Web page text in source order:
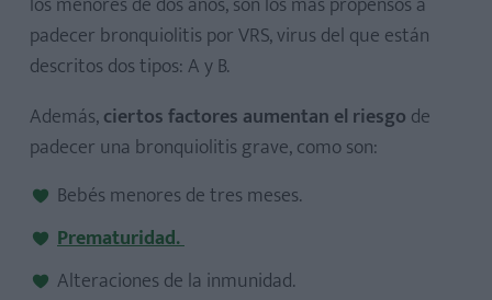
padecer bronquiolitis por VRS, virus del que están
descritos dos tipos: A y B.
Además,ciertos factores aumentan el riesgo de
padecer una bronquiolitis grave, como son:
Bebés menores de tres meses.
Prematuridad.
Alteraciones de la inmunidad.